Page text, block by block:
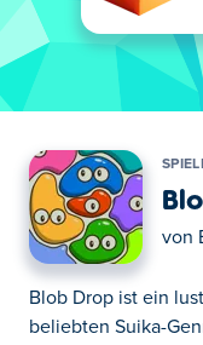
von
Blob Drop ist ein
beliebten Suika-